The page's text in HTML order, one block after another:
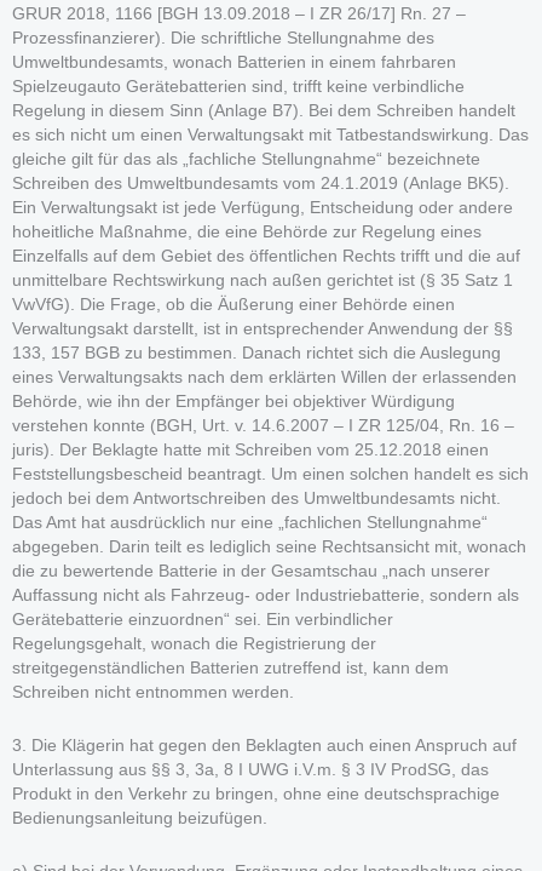
GRUR 2018, 1166 [BGH 13.09.2018 – I ZR 26/17] Rn. 27 –
Prozessfinanzierer). Die schriftliche Stellungnahme des
Umweltbundesamts, wonach Batterien in einem fahrbaren
Spielzeugauto Gerätebatterien sind, trifft keine verbindliche
Regelung in diesem Sinn (Anlage B7). Bei dem Schreiben handelt
es sich nicht um einen Verwaltungsakt mit Tatbestandswirkung. Das
gleiche gilt für das als „fachliche Stellungnahme“ bezeichnete
Schreiben des Umweltbundesamts vom 24.1.2019 (Anlage BK5).
Ein Verwaltungsakt ist jede Verfügung, Entscheidung oder andere
hoheitliche Maßnahme, die eine Behörde zur Regelung eines
Einzelfalls auf dem Gebiet des öffentlichen Rechts trifft und die auf
unmittelbare Rechtswirkung nach außen gerichtet ist (§ 35 Satz 1
VwVfG). Die Frage, ob die Äußerung einer Behörde einen
Verwaltungsakt darstellt, ist in entsprechender Anwendung der §§
133, 157 BGB zu bestimmen. Danach richtet sich die Auslegung
eines Verwaltungsakts nach dem erklärten Willen der erlassenden
Behörde, wie ihn der Empfänger bei objektiver Würdigung
verstehen konnte (BGH, Urt. v. 14.6.2007 – I ZR 125/04, Rn. 16 –
juris). Der Beklagte hatte mit Schreiben vom 25.12.2018 einen
Feststellungsbescheid beantragt. Um einen solchen handelt es sich
jedoch bei dem Antwortschreiben des Umweltbundesamts nicht.
Das Amt hat ausdrücklich nur eine „fachlichen Stellungnahme“
abgegeben. Darin teilt es lediglich seine Rechtsansicht mit, wonach
die zu bewertende Batterie in der Gesamtschau „nach unserer
Auffassung nicht als Fahrzeug- oder Industriebatterie, sondern als
Gerätebatterie einzuordnen“ sei. Ein verbindlicher
Regelungsgehalt, wonach die Registrierung der
streitgegenständlichen Batterien zutreffend ist, kann dem
Schreiben nicht entnommen werden.
3. Die Klägerin hat gegen den Beklagten auch einen Anspruch auf
Unterlassung aus §§ 3, 3a, 8 I UWG i.V.m. § 3 IV ProdSG, das
Produkt in den Verkehr zu bringen, ohne eine deutschsprachige
Bedienungsanleitung beizufügen.